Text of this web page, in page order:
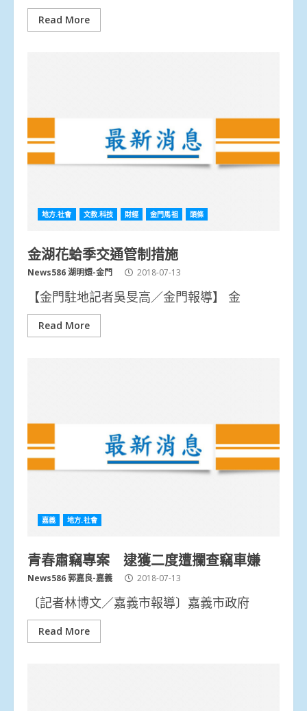
Read More
地方.社會 文教.科技 財經 金門馬祖 頭條
金湖花蛤季交通管制措施
News586 湖明嬛-金門 2018-07-13
【金門駐地記者吳旻高／金門報導】 金
Read More
嘉義 地方.社會
青春肅竊專案 逮獲二度遭攔查竊車嫌
News586 郭嘉良-嘉義 2018-07-13
〔記者林博文／嘉義市報導〕嘉義市政府
Read More